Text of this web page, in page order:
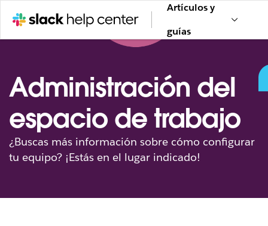
Artículos y
guías
Administración del
espacio de trabajo
¿Buscas más información sobre cómo configurar
tu equipo? ¡Estás en el lugar indicado!